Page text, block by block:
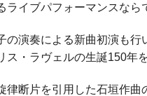
イブパフォーマンスな
演奏による新曲初演も行
・ラヴェルの生誕150年
断片を引用した石垣作